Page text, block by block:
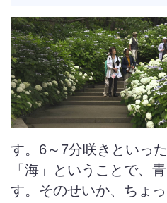
す。6～7分咲きといっ
「海」ということで、
す。そのせいか、ちょ